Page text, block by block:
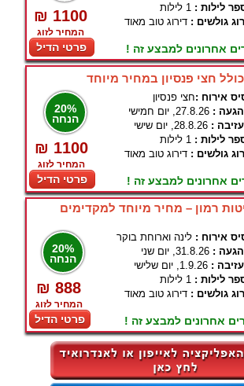
₪ 1100
המחיר לזוג
פרטי הדיל
לילות : 1 לילות
גולשים : דירוג טוב מאוד
אחרונים למבצע זה !
כולל חצי פנסיון במחיר מיוחד
20%
הנחה
₪ 1100
המחיר לזוג
פרטי הדיל
אירוח :חצי פנסיון
: 27.8.26, יום חמישי
: 28.8.26, יום שישי
לילות : 1 לילות
גולשים : דירוג טוב מאוד
אחרונים למבצע זה !
רמון – מחיר מיוחד למקדימים
20%
הנחה
₪ 888
המחיר לזוג
פרטי הדיל
אירוח : לינה וארוחת בוקר
: 31.8.26, יום שני
: 1.9.26, יום שלישי
לילות : 1 לילות
גולשים : דירוג טוב מאוד
אחרונים למבצע זה !